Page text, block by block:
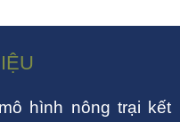
hình nông trại kết